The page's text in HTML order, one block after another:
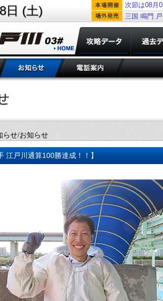
日 (土)
次節は08月
三国 鳴門
らせ/お知らせ
江戸川通算100勝達成！！】